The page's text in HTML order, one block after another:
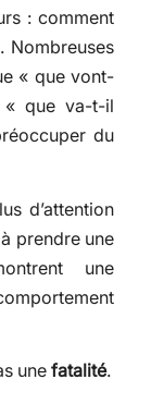
: comment
Nombreuses
« que vont-
que va-t-il
du
d’attention
prendre une
une
unefatalité.